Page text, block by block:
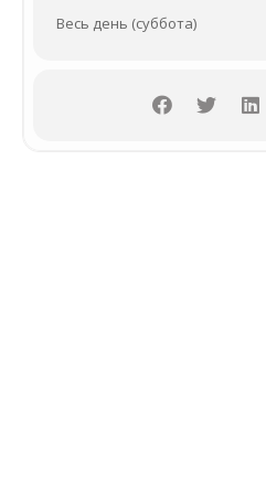
Весь день (суббота)